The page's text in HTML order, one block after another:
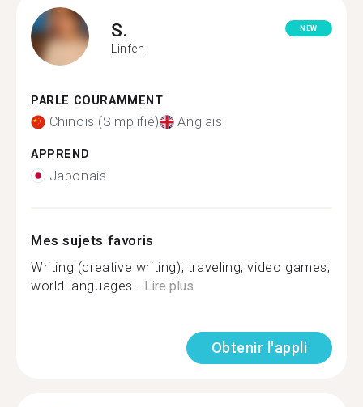
S.
Linfen
NEW
PARLE COURAMMENT
Chinois (Simplifié) Anglais
APPREND
Japonais
Mes sujets favoris
Writing (creative writing); traveling; video games;
world languages... Lire plus
Obtenir l'appli